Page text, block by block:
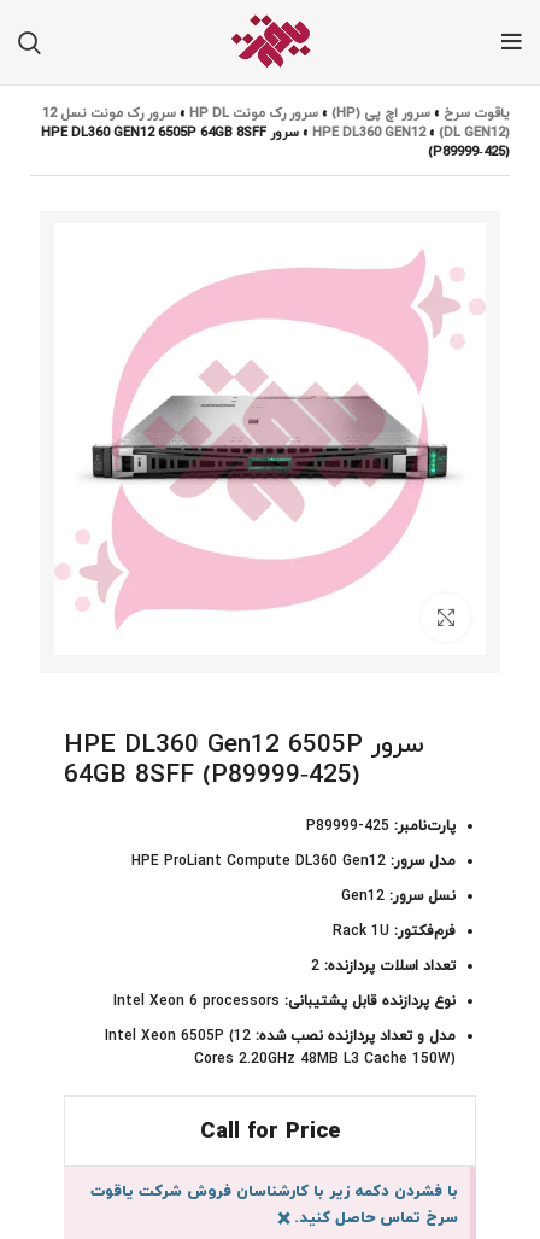
یاقوت سرخ »سرور اچ پی (HP) »سرور رک مونت HP DL »
سرور رک مونت نسل 12
(DL GEN12)
»
HPE DL360 GEN12
»
سرور HPE DL360 GEN12 6505P 64GB 8SFF
(P89999‑425)
برای بزرگنمایی کلیک کنید
سرور HPE DL360 Gen12 6505P
64GB 8SFF (P89999‑425)
پارت‌نامبر:
مدل سرور:
نسل سرور:
فرم‌فکتور:
تعداد اسلات پردازنده:
نوع پردازنده قابل پشتیبانی:
مدل و تعداد پردازنده نصب شده: Intel Xeon 6505P (12
Cores 2.20GHz 48MB L3 Cache 150W)
Call for Price
با فشردن دکمه زیر با کارشناسان فروش شرکت یاقوت
سرخ تماس حاصل کنید.×